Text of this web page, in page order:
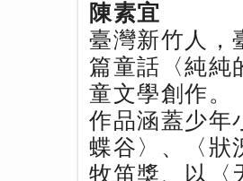
陳素宜
臺灣新竹人，
篇童話〈純純
童文學創作。
作品涵蓋少年
蝶谷〉、〈狀
牧笛獎、以〈